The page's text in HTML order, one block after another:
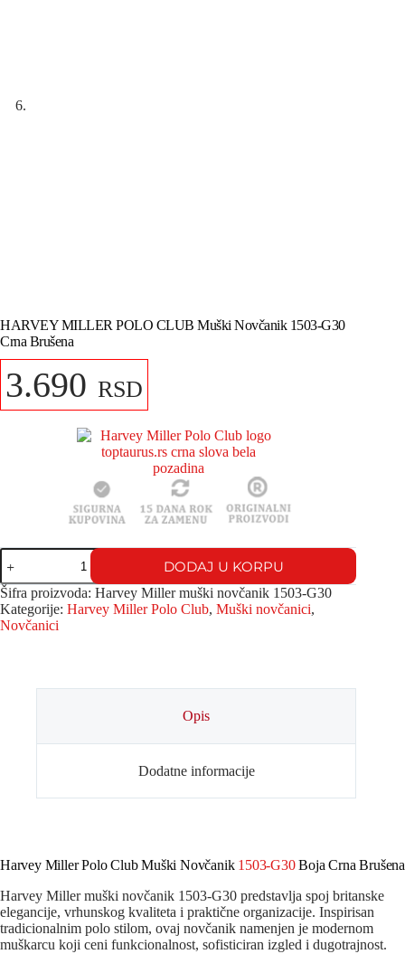
HARVEY MILLER POLO CLUB Muški Novčanik 1503-G30
Crna Brušena
3.690 RSD
DODAJ U KORPU
Šifra proizvoda: Harvey Miller muški novčanik 1503-G30
Kategorije: Harvey Miller Polo Club, Muški novčanici,
Novčanici
Opis
Dodatne informacije
Harvey Miller Polo Club Muški Novčanik 1503-G30Boja Crna Brušena
Harvey Miller muški novčanik 1503-G30 predstavlja spoj britanske
elegancije, vrhunskog kvaliteta i praktične organizacije. Inspirisan
tradicionalnim polo stilom, ovaj novčanik namenjen je modernom
muškarcu koji ceni funkcionalnost, sofisticiran izgled i dugotrajnost.